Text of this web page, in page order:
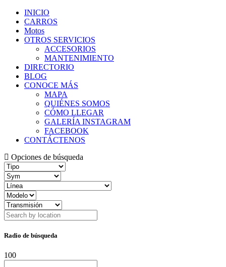
INICIO
CARROS
Motos
OTROS SERVICIOS
ACCESORIOS
MANTENIMIENTO
DIRECTORIO
BLOG
CONOCE MÁS
MAPA
QUIÉNES SOMOS
CÓMO LLEGAR
GALERÍA INSTAGRAM
FACEBOOK
CONTÁCTENOS
Opciones de búsqueda
Radio de búsqueda
100